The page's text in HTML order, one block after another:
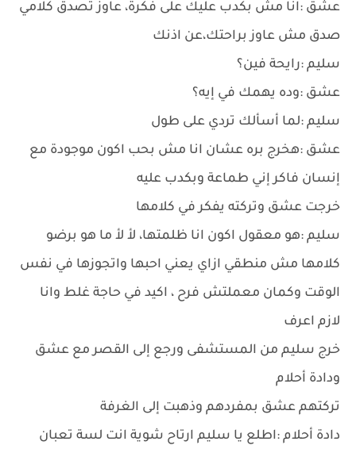
عشق :انا مش بكدب عليك على فكرة، عاوز تصدق كلامي
صدق مش عاوز براحتك،عن اذنك
سليم :رايحة فين؟
عشق :وده يهمك في إيه؟
سليم :لما أسألك تردي على طول
عشق :هخرج بره عشان انا مش بحب اكون موجودة مع
إنسان فاكر إني طماعة وبكدب عليه
خرجت عشق وتركته يفكر في كلامها
سليم :هو معقول اكون انا ظلمتها، لأ لأ ما هو برضو
كلامها مش منطقي ازاي يعني احبها واتجوزها في نفس
الوقت وكمان معملتش فرح ، اكيد في حاجة غلط وانا
لازم اعرف
خرج سليم من المستشفى ورجع إلى القصر مع عشق
ودادة أحلام
تركتهم عشق بمفردهم وذهبت إلى الغرفة
دادة أحلام :اطلع يا سليم ارتاح شوية انت لسة تعبان